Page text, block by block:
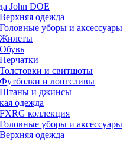
John DOE
Верхняя одежда
Головные уборы и аксессуары
Жилеты
Обувь
Перчатки
Толстовки и свитшоты
Футболки и лонгсливы
Штаны и джинсы
одежда
FXRG коллекция
Головные уборы и аксессуары
Верхняя одежда